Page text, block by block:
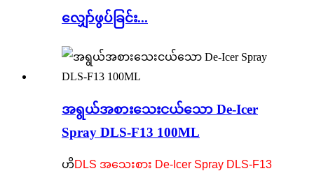
လျှော်ဖွပ်ခြင်း...
အရွယ်အစားသေးငယ်သော De-Icer
Spray DLS-F13 100ML
ဟိDLS အသေးစား De-Icer Spray DLS-F13